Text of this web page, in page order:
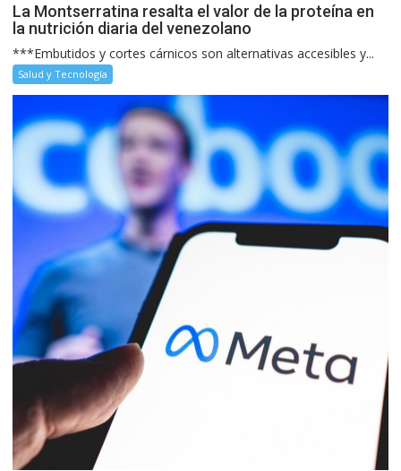
La Montserratina resalta el valor de la proteína en
la nutrición diaria del venezolano
***Embutidos y cortes cárnicos son alternativas accesibles y...
Salud y Tecnología